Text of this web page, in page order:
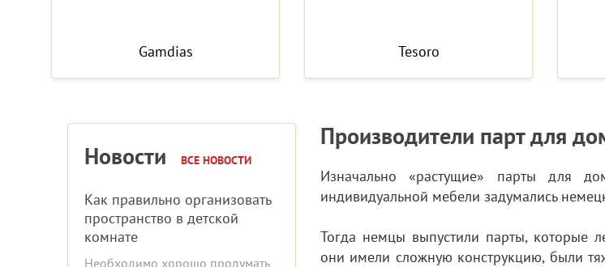
Gamdias Tesoro
Новости ВСЕ НОВОСТИ
Как правильно организовать
пространство в детской
комнате
Необходимо хорошо продумать
Производители парт для
Изначально «растущие» парты для
индивидуальной мебели задумались
Тогда немцы выпустили парты, которые
они имели сложную конструкцию, были